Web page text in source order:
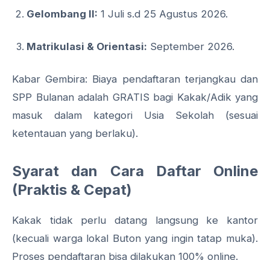
Gelombang II: 1 Juli s.d 25 Agustus 2026.
Matrikulasi & Orientasi: September 2026.
Kabar Gembira: Biaya pendaftaran terjangkau dan
SPP Bulanan adalah GRATIS bagi Kakak/Adik yang
masuk dalam kategori Usia Sekolah (sesuai
ketentauan yang berlaku).
Syarat dan Cara Daftar Online
(Praktis & Cepat)
Kakak tidak perlu datang langsung ke kantor
(kecuali warga lokal Buton yang ingin tatap muka).
Proses pendaftaran bisa dilakukan 100% online.